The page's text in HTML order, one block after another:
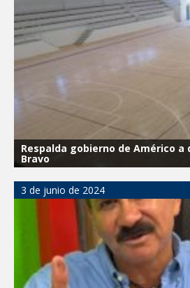
Respalda gobierno de Américo
Bravo
3 de junio de 2024